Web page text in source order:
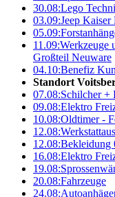
30.08:Lego
03.09:Jeep
05.09:
11.09:Werkzeuge
Großteil Neuware
04.10:Benefiz
Standort
07.08:Schilcher +
09.08:Elektro
10.08:Oldtimer -
12.08:
12.08:Bekleidung
16.08:Elektro
19.08:
20.08:Fahrzeuge
24.08: